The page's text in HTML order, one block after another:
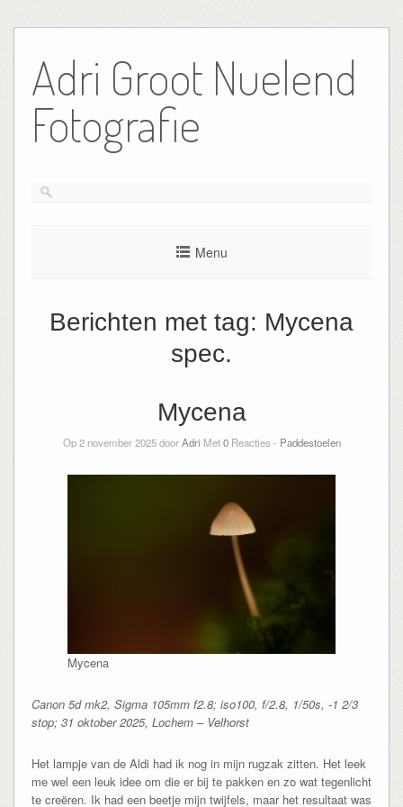
de
inhoud
Adri Groot Nuelend
Fotografie
Menu
Berichten met tag: Mycena
spec.
Mycena
Op 2 november 2025 doorAdri Met0Reacties - Paddestoelen
Mycena
Canon 5d mk2, Sigma 105mm f2.8; iso100, f/2.8, 1/50s, -1 2/3
stop; 31 oktober 2025, Lochem – Velhorst
Het lampje van de Aldi had ik nog in mijn rugzak zitten. Het leek
me wel een leuk idee om die er bij te pakken en zo wat tegenlicht
te creëren. Ik had een beetje mijn twijfels, maar het resultaat was